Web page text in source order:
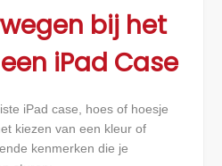
bij het
iPad Case
iPad case, hoes of hoesje
kiezen van een kleur of
kenmerken die je